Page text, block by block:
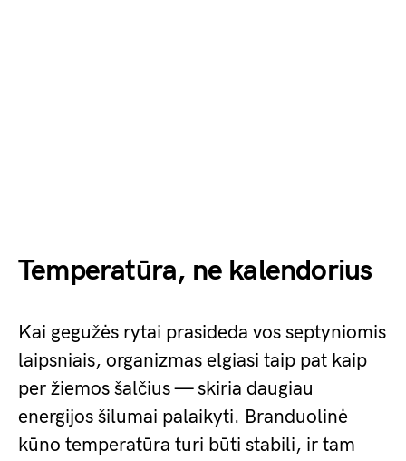
Temperatūra, ne kalendorius
Kai gegužės rytai prasideda vos septyniomis
laipsniais, organizmas elgiasi taip pat kaip
per žiemos šalčius — skiria daugiau
energijos šilumai palaikyti. Branduolinė
kūno temperatūra turi būti stabili, ir tam